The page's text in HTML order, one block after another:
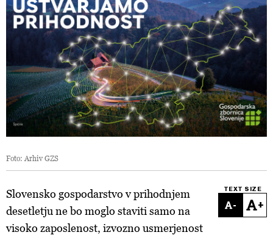
Foto: Arhiv GZS
TEXT SIZE
- +
Slovensko gospodarstvo v prihodnjem
desetletju ne bo moglo staviti samo na
visoko zaposlenost, izvozno usmerjenost